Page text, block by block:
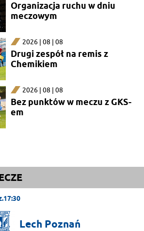
Organizacja ruchu w dniu
meczowym
2026 | 08 | 08
Drugi zespół na remis z
Chemikiem
2026 | 08 | 08
Bez punktów w meczu z GKS-
em
Lech Poznań